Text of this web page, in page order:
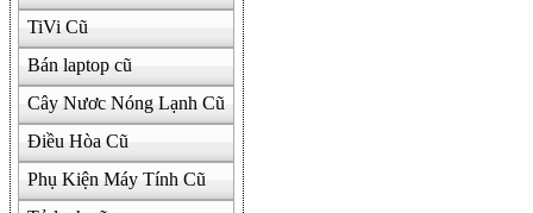
TiVi Cũ
Bán laptop cũ
Cây Nươc Nóng Lạnh Cũ
Điều Hòa Cũ
Phụ Kiện Máy Tính Cũ